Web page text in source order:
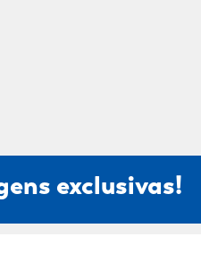
exclusivas!